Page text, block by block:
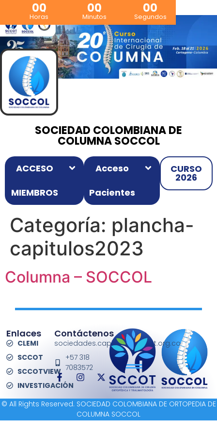
00
Horas
00
Minutos
00
Segundos
SOCIEDAD COLOMBIANA DE
COLUMNA SOCCOL
ACCESO
MIEMBROS
Acceso
Pacientes
CURSO
2026
Categoría: plancha-
capitulos2023
Columna – SOCCOL
Enlaces
CLEMI
SCCOT
SCCOTVIEW
INVESTIGACIÓN
Contáctenos
sociedades.capitulos@sccot.org.co
+57 318
7083572
© All Rights Reserved. SOCIEDAD COLOMBIANA DE ORTOPEDIA DE
COLUMNA SOCCOL